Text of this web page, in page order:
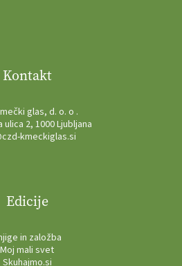
Kontakt
glas, d. o. o .
ulica 2, 1000 Ljubljana
kmeckiglas.si
Edicije
in založba
Moj mali svet
Skuhajmo.si